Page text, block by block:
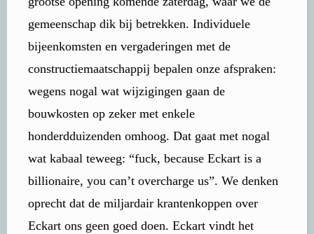
gemeenschap dik bij betrekken. Individuele
bijeenkomsten en vergaderingen met de
constructiemaatschappij bepalen onze afspraken:
wegens nogal wat wijzigingen gaan de
bouwkosten op zeker met enkele
honderdduizenden omhoog. Dat gaat met nogal
wat kabaal teweeg: “fuck, because Eckart is a
billionaire, you can’t overcharge us”. We denken
oprecht dat de miljardair krantenkoppen over
Eckart ons geen goed doen. Eckart vindt het